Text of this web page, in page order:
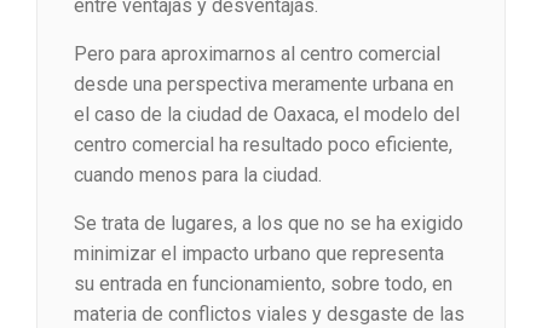
entre ventajas y desventajas.
Pero para aproximarnos al centro comercial
desde una perspectiva meramente urbana en
el caso de la ciudad de Oaxaca, el modelo del
centro comercial ha resultado poco eficiente,
cuando menos para la ciudad.
Se trata de lugares, a los que no se ha exigido
minimizar el impacto urbano que representa
su entrada en funcionamiento, sobre todo, en
materia de conflictos viales y desgaste de las